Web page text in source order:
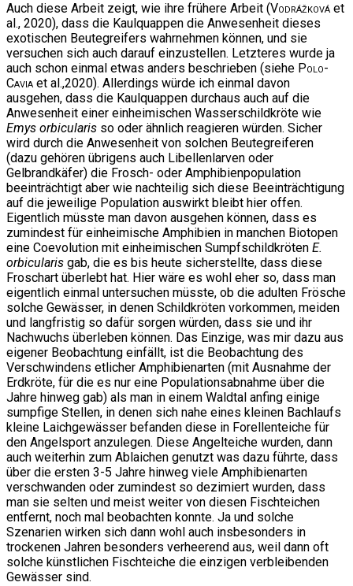
Auch diese Arbeit zeigt, wie ihre frühere Arbeit (Vodrážková et
al., 2020), dass die Kaulquappen die Anwesenheit dieses
exotischen Beutegreifers wahrnehmen können, und sie
versuchen sich auch darauf einzustellen. Letzteres wurde ja
auch schon einmal etwas anders beschrieben (siehe Polo-
Cavia et al.,2020). Allerdings würde ich einmal davon
ausgehen, dass die Kaulquappen durchaus auch auf die
Anwesenheit einer einheimischen Wasserschildkröte wie
Emys orbicularis so oder ähnlich reagieren würden. Sicher
wird durch die Anwesenheit von solchen Beutegreiferen
(dazu gehören übrigens auch Libellenlarven oder
Gelbrandkäfer) die Frosch- oder Amphibienpopulation
beeinträchtigt aber wie nachteilig sich diese Beeinträchtigung
auf die jeweilige Population auswirkt bleibt hier offen.
Eigentlich müsste man davon ausgehen können, dass es
zumindest für einheimische Amphibien in manchen Biotopen
eine Coevolution mit einheimischen Sumpfschildkröten E.
orbicularis gab, die es bis heute sicherstellte, dass diese
Froschart überlebt hat. Hier wäre es wohl eher so, dass man
eigentlich einmal untersuchen müsste, ob die adulten Frösche
solche Gewässer, in denen Schildkröten vorkommen, meiden
und langfristig so dafür sorgen würden, dass sie und ihr
Nachwuchs überleben können. Das Einzige, was mir dazu aus
eigener Beobachtung einfällt, ist die Beobachtung des
Verschwindens etlicher Amphibienarten (mit Ausnahme der
Erdkröte, für die es nur eine Populationsabnahme über die
Jahre hinweg gab) als man in einem Waldtal anfing einige
sumpfige Stellen, in denen sich nahe eines kleinen Bachlaufs
kleine Laichgewässer befanden diese in Forellenteiche für
den Angelsport anzulegen. Diese Angelteiche wurden, dann
auch weiterhin zum Ablaichen genutzt was dazu führte, dass
über die ersten 3-5 Jahre hinweg viele Amphibienarten
verschwanden oder zumindest so dezimiert wurden, dass
man sie selten und meist weiter von diesen Fischteichen
entfernt, noch mal beobachten konnte. Ja und solche
Szenarien wirken sich dann wohl auch insbesonders in
trockenen Jahren besonders verheerend aus, weil dann oft
solche künstlichen Fischteiche die einzigen verbleibenden
Gewässer sind.